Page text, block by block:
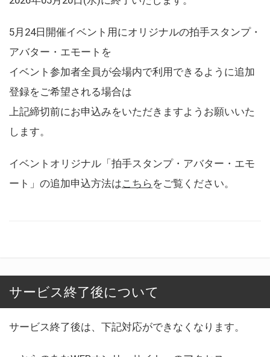
5月24日開催イベント用にオリジナルの拍手スタンプ・
アバター・エモートを
イベント参加者全員が会場内で利用できるように追加
登録をご希望される場合は
上記締切前にお申込みをいただきますようお願いいた
します。
イベントオリジナル「拍手スタンプ・アバター・エモ
ート」の追加申込方法はこちら をご覧ください。
サービス終了後について
サービス終了後は、下記対応ができなくなります。